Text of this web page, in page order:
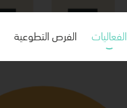
الفعاليات الفرص التطوعية